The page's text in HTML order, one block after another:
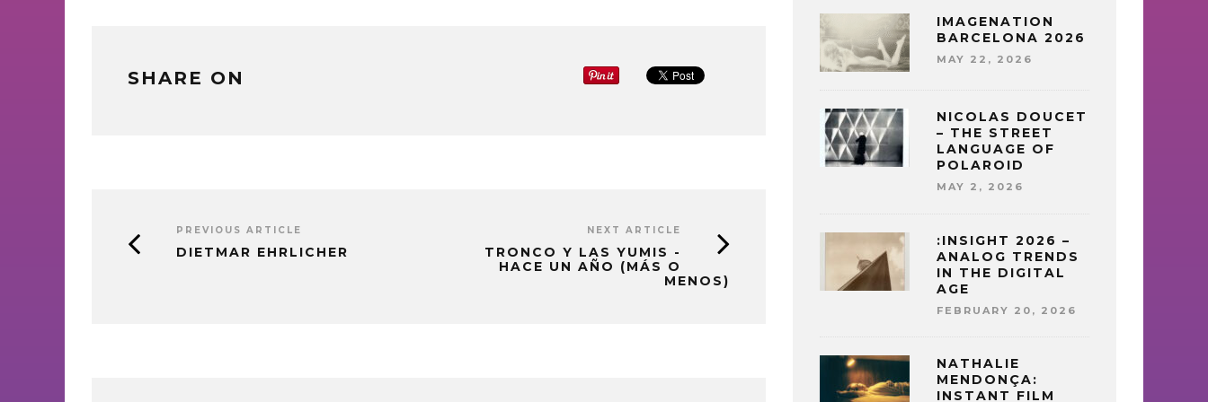
SHARE ON
PREVIOUS ARTICLE
DIETMAR EHRLICHER
NEXT ARTICLE
TRONCO Y LAS YUMIS -
HACE UN AÑO (MÁS O
MENOS)
IMAGENATION
BARCELONA 2026
MAY 22, 2026
NICOLAS DOUCET
– THE STREET
LANGUAGE OF
POLAROID
MAY 2, 2026
:INSIGHT 2026 –
ANALOG TRENDS
IN THE DIGITAL
AGE
FEBRUARY 20, 2026
NATHALIE
MENDONÇA:
INSTANT FILM